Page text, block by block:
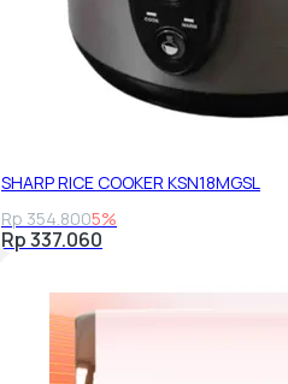
SHARP RICE COOKER KSN18MGSL
Rp 354.8005%
Rp 337.060